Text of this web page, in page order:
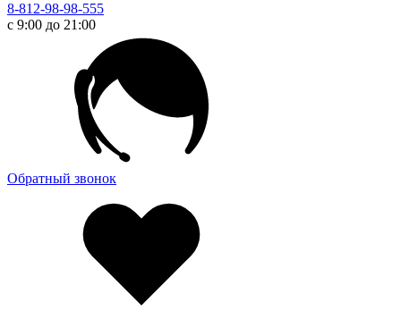
8-812-98-98-555
с 9:00 до 21:00
Обратный звонок